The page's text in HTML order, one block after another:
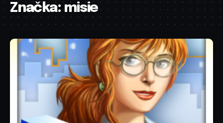
Značka:misie